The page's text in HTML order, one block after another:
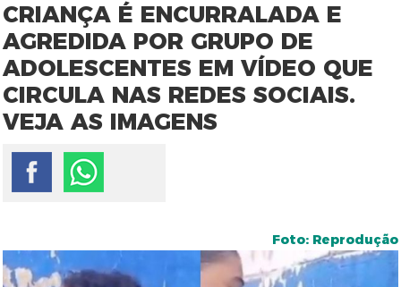
CRIANÇA É ENCURRALADA E
AGREDIDA POR GRUPO DE
ADOLESCENTES EM VÍDEO QUE
CIRCULA NAS REDES SOCIAIS.
VEJA AS IMAGENS
Foto: Reprodução